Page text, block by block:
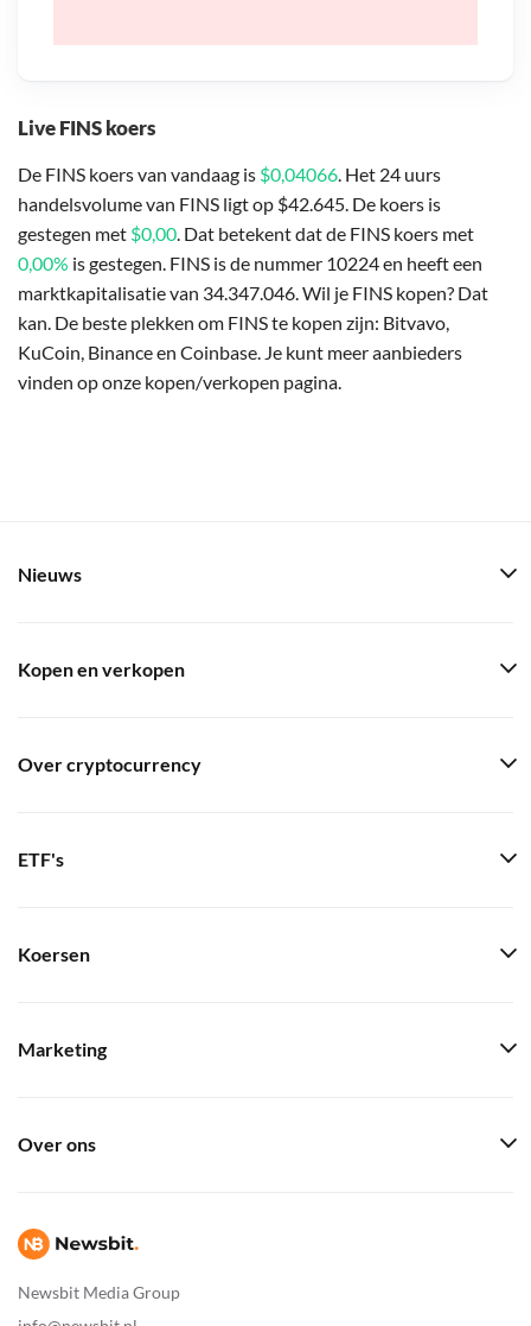
Live FINS koers
De FINS koers van vandaag is $0,04066. Het 24 uurs
handelsvolume van FINS ligt op $42.645. De koers is
gestegen met $0,00. Dat betekent dat de FINS koers met
0,00% is gestegen. FINS is de nummer 10224 en heeft een
marktkapitalisatie van 34.347.046. Wil je FINS kopen? Dat
kan. De beste plekken om FINS te kopen zijn: Bitvavo,
KuCoin, Binance en Coinbase. Je kunt meer aanbieders
vinden op onze kopen/verkopen pagina.
Newsbit Media Group
Nieuws
Kopen en verkopen
Over cryptocurrency
ETF's
Koersen
Marketing
Over ons